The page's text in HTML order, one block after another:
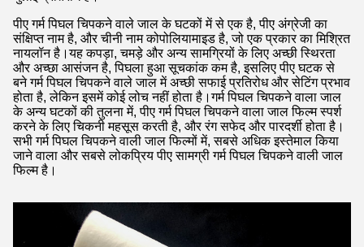
पीए गर्म पिघल चिपकने वाले जाल के घटकों में से एक है, पीए अंग्रेजी का
संक्षिप्त नाम है, और चीनी नाम कोपोलियामाइड है, जो एक प्रकार का मिश्रित
नायलॉन है।यह कपड़ा, चमड़े और अन्य सामग्रियों के लिए अच्छी स्थिरता
और अच्छा आसंजन है, पिघला हुआ सूचकांक कम है, इसलिए पीए घटक से
बने गर्म पिघल चिपकने वाले जाल में अच्छी सफाई प्रतिरोध और सेटिंग प्रभाव
होता है, लेकिन इसमें कोई लोच नहीं होता है।गर्म पिघल चिपकने वाला जाल
के अन्य घटकों की तुलना में, पीए गर्म पिघल चिपकने वाला जाल फिल्म स्पर्श
करने के लिए चिकनी महसूस करती है, और रंग सफेद और पारदर्शी होता है।
सभी गर्म पिघल चिपकने वाली जाल फिल्मों में, सबसे अधिक इस्तेमाल किया
जाने वाला और सबसे लोकप्रिय पीए सामग्री गर्म पिघल चिपकने वाली जाल
फिल्म है।